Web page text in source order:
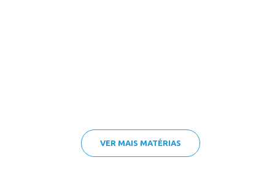
VER MAIS MATÉRIAS